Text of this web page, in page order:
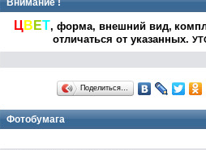
Внимание !
ЦВ ЕТ, форма, внешний вид,
отличаться от указанных.
Поделиться…
Фотобумага